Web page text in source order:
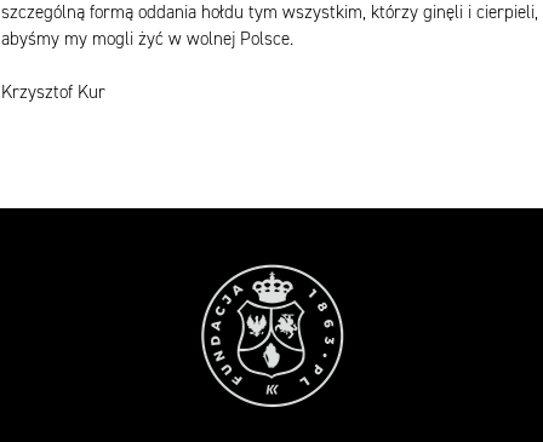
szczególną formą oddania hołdu tym wszystkim, którzy ginęli i cierpieli,
abyśmy my mogli żyć w wolnej Polsce.
Krzysztof Kur